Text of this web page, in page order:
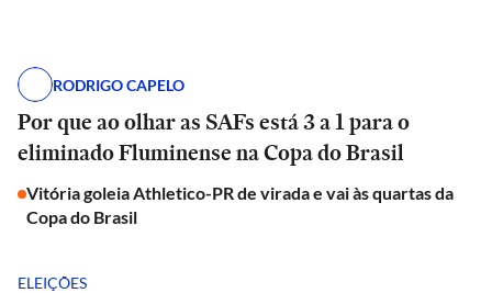
RODRIGO CAPELO
Por que ao olhar as SAFs está 3 a 1 para o
eliminado Fluminense na Copa do Brasil
Vitória goleia Athletico-PR de virada e vai às quartas da
Copa do Brasil
ELEIÇÕES